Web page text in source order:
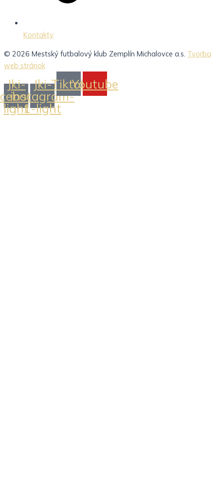
Kontakty
© 2026 Mestský futbalový klub Zemplín Michalovce a.s. Tvorba
web stránok
Jki-
light
Jki-
instagram-
1-light
TiktokYoutube